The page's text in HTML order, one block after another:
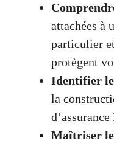
attachées à
particulier
protègent
Identifier
la
Maîtriser